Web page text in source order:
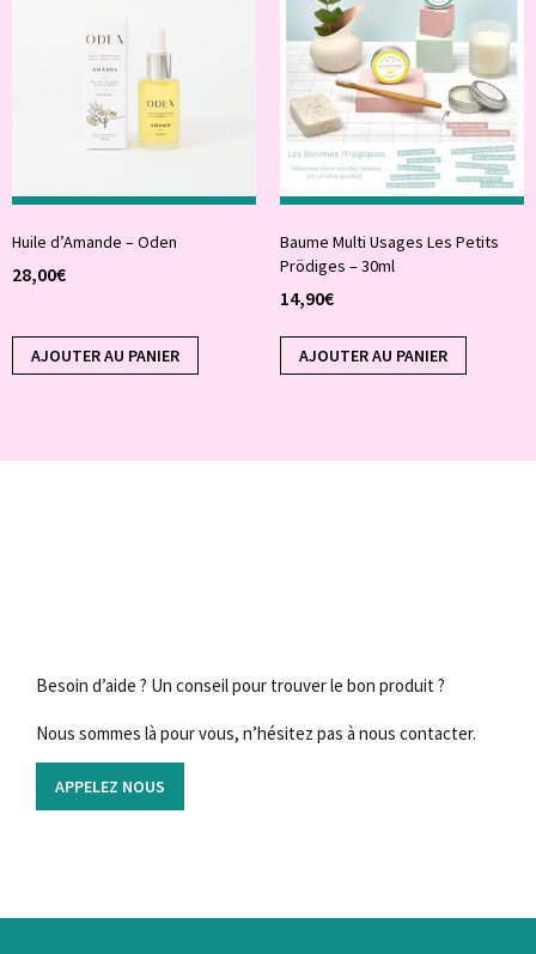
Huile d’Amande – Oden
28,00€
AJOUTER AU PANIER
Baume Multi Usages Les Petits
Prödiges – 30ml
14,90€
AJOUTER AU PANIER
Besoin d’aide ? Un conseil pour trouver le bon produit ?
Nous sommes là pour vous, n’hésitez pas à nous contacter.
APPELEZ NOUS